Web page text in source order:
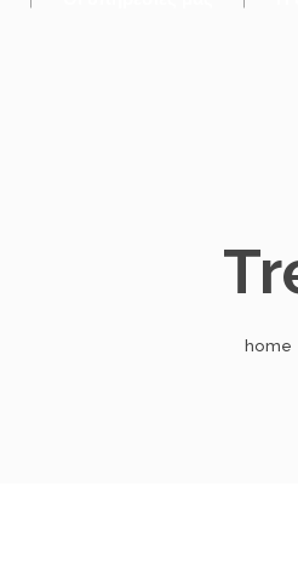
home